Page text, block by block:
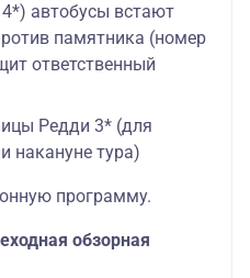
автобусы встают
памятника (номер
ответственный
Редди 3* (для
накануне тура)
программу.
обзорная